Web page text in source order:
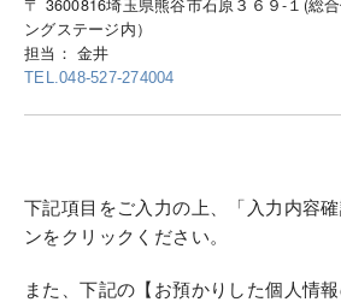
〒 3600816埼玉県熊谷市石原３６９-１(総
ングステージ内）
担当： 金井
TEL.048-527-274004
下記項目をご入力の上、「入力内容
ンをクリックください。
また、下記の【お預かりした個人情